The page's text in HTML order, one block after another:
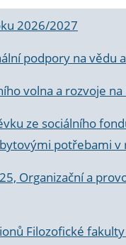
2026/2027
podpory na vědu
volna a rozvoje
ze sociálního
potřebami v
Organizační a
Filozofické